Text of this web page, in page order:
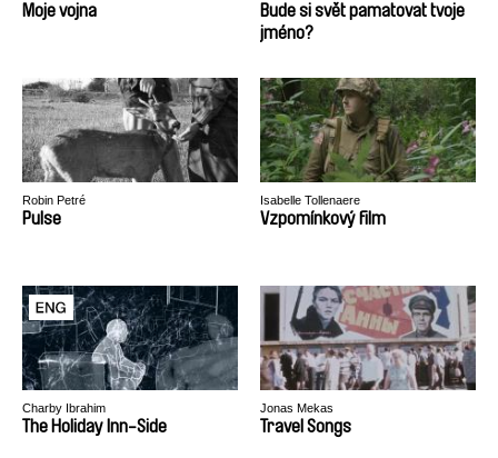
Moje vojna
Bude si svět pamatovat tvoje
jméno?
Robin Petré
Pulse
Isabelle Tollenaere
Vzpomínkový film
Charby Ibrahim
The Holiday Inn-Side
Jonas Mekas
Travel Songs